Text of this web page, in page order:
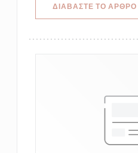
ΔΙΑΒΆΣΤΕ ΤΟ ΆΡΘΡΟ